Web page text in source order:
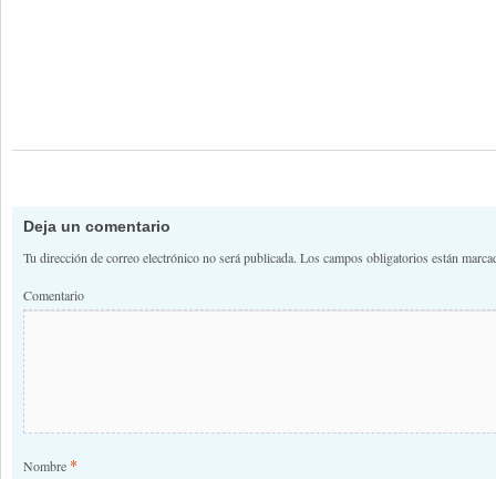
Deja un comentario
Tu dirección de correo electrónico no será publicada. Los campos obligatorios están
Comentario
Nombre *